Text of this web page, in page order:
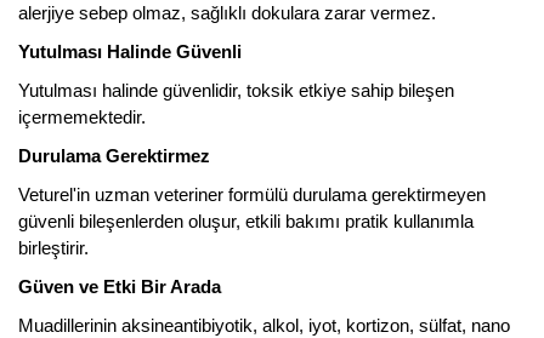
alerjiye sebep olmaz, sağlıklı dokulara zarar vermez.
Yutulması Halinde Güvenli
Yutulması halinde güvenlidir, toksik etkiye sahip bileşen
içermemektedir.
Durulama Gerektirmez
Veturel'in uzman veteriner formülü durulama gerektirmeyen
güvenli bileşenlerden oluşur, etkili bakımı pratik kullanımla
birleştirir.
Güven ve Etki Bir Arada
Muadillerinin aksineantibiyotik, alkol, iyot, kortizon, sülfat, nano